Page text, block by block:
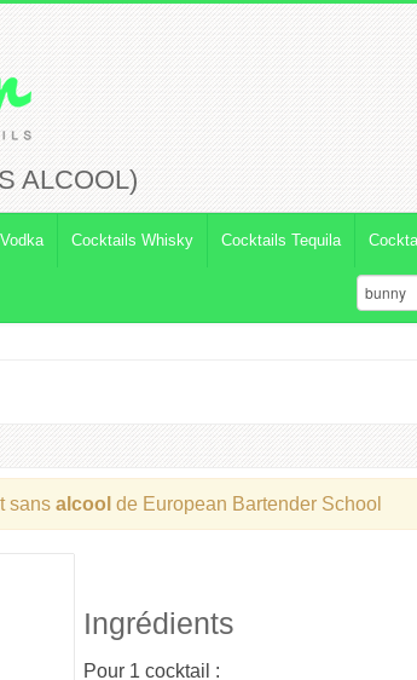
ALCOOL)
Cocktails Whisky Cocktails Tequila
sans alcool de European Bartender School
Ingrédients
Pour 1 cocktail :